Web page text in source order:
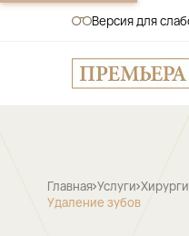
Версия для
Главная Услуги
Удаление зубов